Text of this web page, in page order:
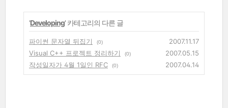
'Developing' 카테고리의 다른 글
파이썬 문자열 뒤집기 (0)
2007.11.17
Visual C++ 프로젝트 정리하기
(0)
2007.05.15
작성일자가 4월 1일인 RFC
(0) 2007.04.14